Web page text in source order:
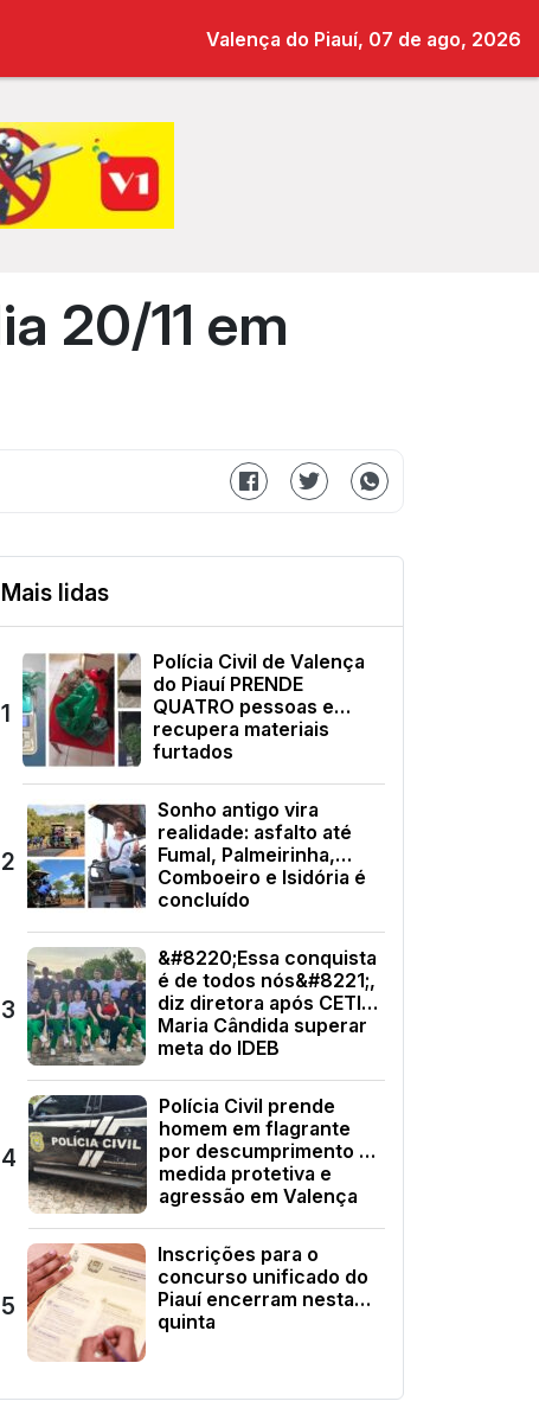
Valença do Piauí, 07 de ago, 2026
20/11 em
Mais lidas
1
Polícia Civil de Valença
do Piauí PRENDE
QUATRO pessoas e
recupera materiais
furtados
2
Sonho antigo vira
realidade: asfalto até
Fumal, Palmeirinha,
Comboeiro e Isidória é
concluído
3
&#8220;Essa conquista
é de todos nós&#8221;,
diz diretora após CETI
Maria Cândida superar
meta do IDEB
4
Polícia Civil prende
homem em flagrante
por descumprimento de
medida protetiva e
agressão em Valença
5
Inscrições para o
concurso unificado do
Piauí encerram nesta
quinta